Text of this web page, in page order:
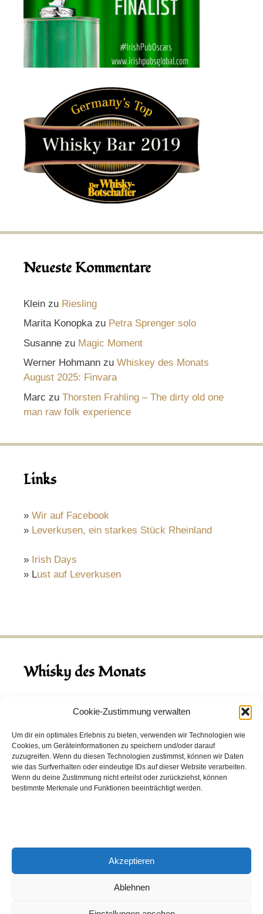
Cookie-Zustimmung verwalten
Um dir ein optimales Erlebnis zu bieten, verwenden wir Technologien wie
Cookies, um Geräteinformationen zu speichern und/oder darauf
zuzugreifen. Wenn du diesen Technologien zustimmst, können wir Daten
wie das Surfverhalten oder eindeutige IDs auf dieser Website verarbeiten.
Wenn du deine Zustimmung nicht erteilst oder zurückziehst, können
bestimmte Merkmale und Funktionen beeinträchtigt werden.
Akzeptieren
Ablehnen
Neueste Kommentare
Klein zu Riesling
Marita Konopkazu Petra Sprenger solo
Susanne zu Magic Moment
Werner Hohmann zu Whiskey des Monats
August 2025: Finvara
Marc zu Thorsten Frahling – The dirty old one
man raw folk experience
Links
» Wir auf Facebook
» Leverkusen, ein starkes Stück Rheinland
» Irish Days
» Lust auf Leverkusen
Whisky des Monats
August 2026
Hinch Double Wood
Destillerie:Hinch(Irland)
Single Malt, 43.0%
Peated: Nein
Entdecke viele weitere Whiskysin unserem
in den Whiskys des Monats.